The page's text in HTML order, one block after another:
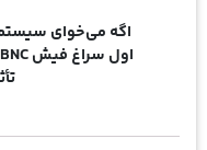
اگه می‌خوای سیستم
اول سراغ فیش BNC باکیفیت